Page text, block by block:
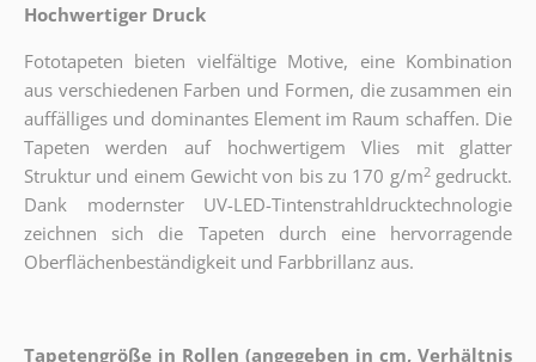
Hochwertiger Druck
Fototapeten bieten vielfältige Motive, eine Kombination
aus verschiedenen Farben und Formen, die zusammen ein
auffälliges und dominantes Element im Raum schaffen. Die
Tapeten werden auf hochwertigem Vlies mit glatter
Struktur und einem Gewicht von bis zu 170 g/m2gedruckt.
Dank modernster UV-LED-Tintenstrahldrucktechnologie
zeichnen sich die Tapeten durch eine hervorragende
Oberflächenbeständigkeit und Farbbrillanz aus.
Tapetengröße in Rollen (angegeben in cm, Verhältnis